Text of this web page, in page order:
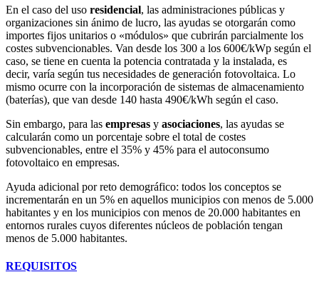
En el caso del uso residencial, las administraciones públicas y
organizaciones sin ánimo de lucro, las ayudas se otorgarán como
importes fijos unitarios o «módulos» que cubrirán parcialmente los
costes subvencionables. Van desde los 300 a los 600€/kWp según el
caso, se tiene en cuenta la potencia contratada y la instalada, es
decir, varía según tus necesidades de generación fotovoltaica. Lo
mismo ocurre con la incorporación de sistemas de almacenamiento
(baterías), que van desde 140 hasta 490€/kWh según el caso.
Sin embargo, para las empresas y asociaciones, las ayudas se
calcularán como un porcentaje sobre el total de costes
subvencionables, entre el 35% y 45% para el autoconsumo
fotovoltaico en empresas.
Ayuda adicional por reto demográfico: todos los conceptos se
incrementarán en un 5% en aquellos municipios con menos de 5.000
habitantes y en los municipios con menos de 20.000 habitantes en
entornos rurales cuyos diferentes núcleos de población tengan
menos de 5.000 habitantes.
REQUISITOS